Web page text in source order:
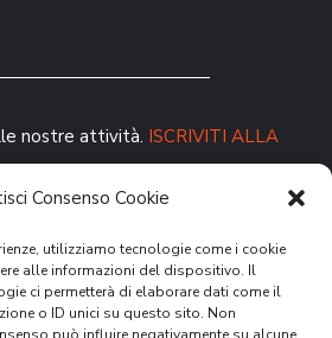
Consenso Cookie
utilizziamo tecnologie come i cookie
alle informazioni del dispositivo. Il
ci permetterà di elaborare dati come il
o ID unici su questo sito. Non
nostre attività. ISCRIVITI ALLA